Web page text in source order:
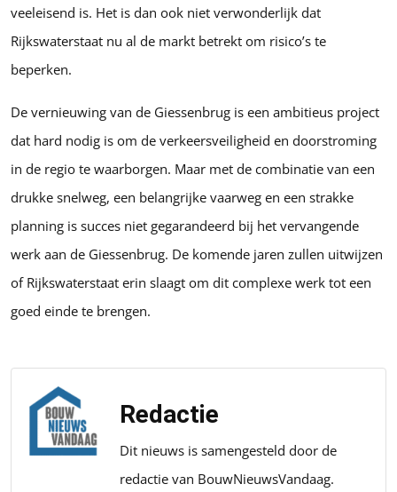
veeleisend is. Het is dan ook niet verwonderlijk dat
Rijkswaterstaat nu al de markt betrekt om risico’s te
beperken.
De vernieuwing van de Giessenbrug is een ambitieus project
dat hard nodig is om de verkeersveiligheid en doorstroming
in de regio te waarborgen. Maar met de combinatie van een
drukke snelweg, een belangrijke vaarweg en een strakke
planning is succes niet gegarandeerd bij het vervangende
werk aan de Giessenbrug. De komende jaren zullen uitwijzen
of Rijkswaterstaat erin slaagt om dit complexe werk tot een
goed einde te brengen.
Redactie
Dit nieuws is samengesteld door de
redactie van BouwNieuwsVandaag.